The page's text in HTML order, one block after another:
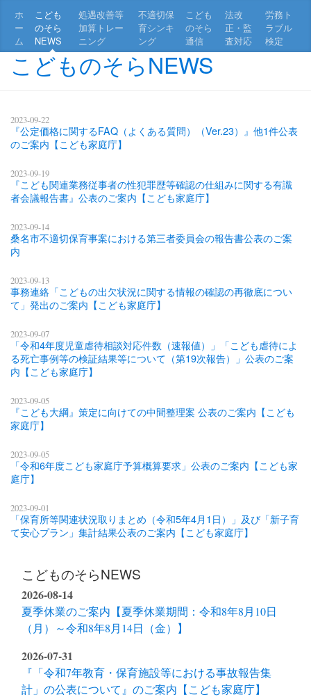
ホ
ー
ム
こども
のそら
NEWS
処遇改善等
加算トレー
ニング
不適切保
育シンキ
ング
こども
のそら
通信
法改
正・監
査対応
労務ト
ラブル
検定
こどものそらNEWS
2023-09-22
『公定価格に関するFAQ（よくある質問）（Ver.23）』他1件公表
のご案内【こども家庭庁】
2023-09-19
『こども関連業務従事者の性犯罪歴等確認の仕組みに関する有識
者会議報告書』公表のご案内【こども家庭庁】
2023-09-14
桑名市不適切保育事案における第三者委員会の報告書公表のご案
内
2023-09-13
事務連絡「こどもの出欠状況に関する情報の確認の再徹底につい
て」発出のご案内【こども家庭庁】
2023-09-07
「令和4年度児童虐待相談対応件数（速報値）」「こども虐待によ
る死亡事例等の検証結果等について（第19次報告）」公表のご案
内【こども家庭庁】
2023-09-05
『こども大綱』策定に向けての中間整理案 公表のご案内【こども
家庭庁】
2023-09-05
「令和6年度こども家庭庁予算概算要求」公表のご案内【こども家
庭庁】
2023-09-01
「保育所等関連状況取りまとめ（令和5年4月1日）」及び「新子育
て安心プラン」集計結果公表のご案内【こども家庭庁】
こどものそらNEWS
2026-08-14
夏季休業のご案内【夏季休業期間：令和8年8月10日
（月）～令和8年8月14日（金）】
2026-07-31
『「令和7年教育・保育施設等における事故報告集
計」の公表について』のご案内【こども家庭庁】